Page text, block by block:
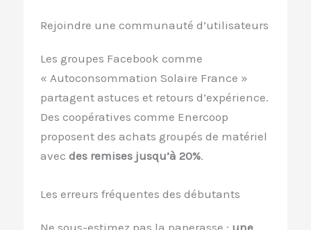
Rejoindre une communauté d’utilisateurs
Les groupes Facebook comme
« Autoconsommation Solaire France »
partagent astuces et retours d’expérience.
Des coopératives comme Enercoop
proposent des achats groupés de matériel
avec des remises jusqu’à 20%.
Les erreurs fréquentes des débutants
Ne sous-estimez pas la paperasse : une